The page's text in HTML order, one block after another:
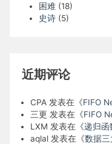
困难(18)
史诗(5)
近期评论
CPA发表在《FIFO
三更 发表在《FIFO
LXM 发表在《递归函
aqlal发表在《数据